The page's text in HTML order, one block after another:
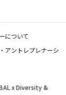
について
アントレプレナーシ
x Diversity &